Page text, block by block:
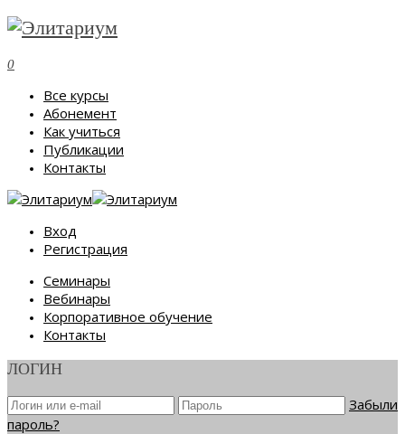
0
Все курсы
Абонемент
Как учиться
Публикации
Контакты
Вход
Регистрация
Семинары
Вебинары
Корпоративное обучение
Контакты
ЛОГИН
Забыли
пароль?